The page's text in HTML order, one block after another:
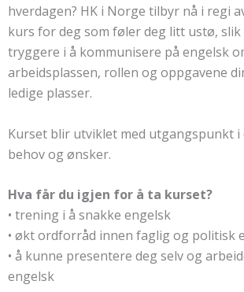
hverdagen? HK i Norge tilbyr nå i regi
kurs for deg som føler deg litt ustø, slik
tryggere i å kommunisere på engelsk
arbeidsplassen, rollen og oppgavene
ledige plasser.
Kurset blir utviklet med utgangspunkt i
behov og ønsker.
Hva får du igjen for å ta kurset?
• trening i å snakke engelsk
• økt ordforråd innen faglig og politisk
• å kunne presentere deg selv og
engelsk